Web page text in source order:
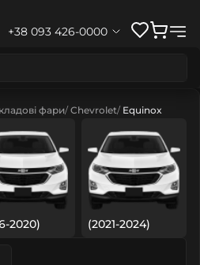
+38 093 426-0000
фари Chevrolet Equinox
2020) (2021-2024)